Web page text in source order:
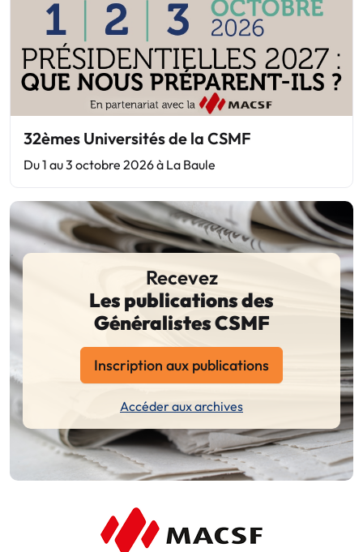
32èmes Universités de la CSMF
Du 1 au 3 octobre 2026 à La Baule
Recevez
Les publications des
Généralistes CSMF
Inscription aux publications
Accéder aux archives